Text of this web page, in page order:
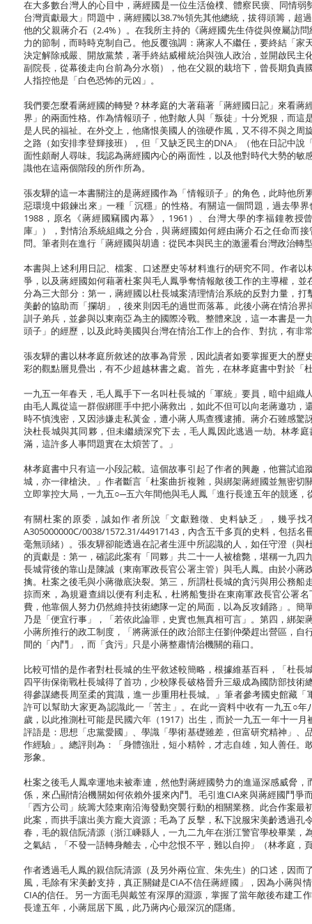
在大多數台灣人的心目中，蔣經國是一位生活儉樸、體察民瘼、同情
台灣貢獻最大」問題中，蔣經國以38.7%領先其他總統，拔得頭籌，超
他的父親蔣介石（2.4%）。在我所主持的《蔣經國先生侍從與僚屬訪
力的節制，而時時克制自己。他反覆強調：蔣家人不繼任，要終結「
決定解除戒嚴、開放黨禁，著手終結威權統治與強人政治，並開啟民
副院長，從幕後走向台前為分水嶺），他在父親的栽培下，曾長期負
人指控他是「白色恐怖的元凶」。
我們要怎麼看蔣經國的轉變？林孝庭的大著藉著「蔣經國日記」來看
界」的兩面性格。作為情報頭子，他對敵人與「叛徒」十分兇狠，而
是人民的福祉。在外交上，他痛恨美國人的強硬作風，又不得不與之
之路（如安排李登輝接班），但「又缺乏民主的DNA」（他在日記中
面性頗耐人尋味。我認為蔣經國內心的兩面性，以及他對時代大勢的
識他在這兩個階段的所作所為。
張友驊的這一本書關注的是蔣經國作為「情報頭子」的角色，此時他
惡環境中鍛鍊出來」一種「沉穩」的性格。有關這一個問題，過去學
1988，原名《蔣經國竊國內幕》，1961）、台灣大學的李福鐘教
庫」），對情治系統組織之分合，與蔣經國如何經由蔣介石之任命而
問。筆者則在進行「蔣經國與胡適：從民本與民主的激盪看台灣政治
本書與上述利用日記、檔案、口述歷史等材料進行的研究不同。作者
爭，以及蔣經國如何藉著杜案與毛人鳳爭奪情報敵後工作的主導權，
分為三大部分：第一，蔣經國以杜長城案清理情治系統的反對力量，
美齡的協助而「攔胡」，後來則因毛的過世而落幕。此後小蔣在情治
訓子弟兵，並參與以東南亞為主的國際冷戰。整體來說，這一本書是
頭子」的經歷，以及此時美國與台灣在情治工作上的合作、對抗，有非
張友驊的書以林孝庭所敘述的故事為背景，因此讀者如要掌握更大的
彩的觀點層見疊出，有不少超越林書之處。首先，在林孝庭書中對於「
一九五一年春天，毛人鳳手下一名叫杜長城的「軍統」要員，暗中組
由毛人鳳從這一群假綁匪手中把小蔣救出，如此不但可以向老蔣邀功
時不慎洩密，又因涉嫌走私黃金，遭小蔣人馬查獲逮捕。蔣介石雖感
決杜長城與其同夥，但未繼續深究下去，毛人鳳因此逃過一劫。林孝
滿，這許多人事問題實在太煩苦了。」
林孝庭書中只有這一小段記載。這個故事引起了作者的興趣，他嘗試
城，亦一律槍決。」作者斷言「杜案曲折複雜，與綁架蔣經國並無密
立即掌控大局，一九五○─五六年間他與毛人鳳「進行長達五年的競逐
有關杜案的原委，誠如作者所說「文獻難徵、史料缺乏」，幾乎
A305000000C/0038/1572.31/44917143，內含五千多頁的史料，包括
毫無頭緒）。張友驊卻能透過在記者生涯中所認識的人，如任守澄（
的貢獻是：第一，確認此案有「同夥」共二十一人被槍斃，堪稱一九
長城背後的靠山是陳誠（東南軍政長官公署主管）與毛人鳳。由於小
擒。杜案之後毛與小蔣徹底決裂。第三，所謂杜長城的貪污與用公務
掠而來，為規避查緝以便有利走私，杜將船隻掛在東南軍政長官公署
費，他靠個人努力仍然維持技術總隊一定的局面，以為反攻鋪路」。
乃是「便宜行事」，「若依此論罪，史實也無真相可言」。第四，綁
小蔣所推行的政工制度，「將蔣派任的政治部主任劉仲榮趕出營區，
間的「內鬥」，而「貪污」只是小蔣整肅情治機關的藉口。
比較可惜的是作者對杜長城的生平敘述較簡略，根據維基百科，「杜
四平街保衛戰杜長城得了首功，少校隊長破格晉升三級成為國防部技
得參謀總長周至柔的賞識，進一步重用杜長城。」筆者參考國史館藏
許可以幫助大家更為認識此一「苦主」。在此一資料中收有一九五○
歲，以此推測杜可能是民國六年（1917）出生，而於一九五一年十一
評語是：思想「忠黨愛國」、學識「學術基礎雖差，但富研究精神」
作經驗」。總評則為：「身體強壯，短小精幹，才志自雄，知人善任
形象。
杜案之後毛人鳳幸運地未被牽連，然他對蔣經國勢力的進逼深感威脅
係，來凸顯情治機關如何依賴外援來內鬥。毛引進CIA來與蔣經國鬥
「西方公司」統籌大陸東南沿海發動突襲行動的相關業務。此合作案
此案，而拱手讓出美方龐大資源；毛為了反擊，私下說服宋美齡透過
春，毛的親信阮清源（浙江嵊縣人，一九二九年在浙江警官學校畢業
之氣結，「不發一語轉身離去，心中忿恨不平，難以自抑」（林孝庭，
作者透過毛人鳳的親信阮清源（及另外兩位宣、朱先生）的口述，因
風，毛除有宋美齡支持，真正關鍵是CIA不信任蔣經國」，因為小蔣
CIA的信任。另一方面毛與戴笠有深厚的淵源，掌握了當年敵後布建
長達五年，小蔣屈居下風，此乃蔣內心最深沉的隱痛。